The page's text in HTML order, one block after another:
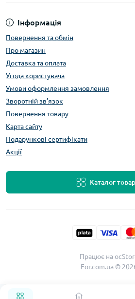
Інформація
Повернення та обмін
Про магазин
Доставка та оплата
Угода користувача
Умови оформлення замовлення
Зворотній зв’язок
Повернення товару
Карта сайту
Подарункові сертифікати
Акції
Каталог
Працює на
For.com.ua ©